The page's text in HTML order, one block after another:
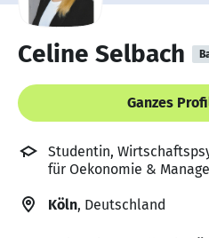
Celine Selbach
Ganzes
Studentin,
für Oekonomie &
Köln, Deutschland